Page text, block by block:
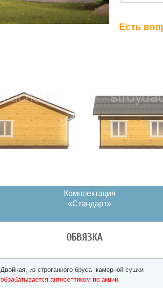
Есть
Комплектация
«Стандарт»
ОБВЯЗКА
Двойная, из строганного бруса камерной сушки
обрабатывается антисептиком по акции.